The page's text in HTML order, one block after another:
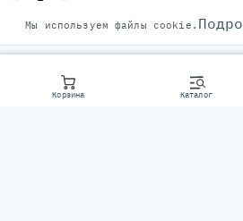
Корзина Каталог
Мы используем файлы cookie.